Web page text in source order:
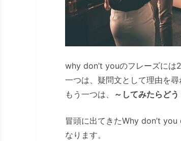
why don’t youのフレーズには2
一つは、疑問文として理由を
もう一つは、
～してみたらどう
冒頭に出てきたWhy don’t
なります。